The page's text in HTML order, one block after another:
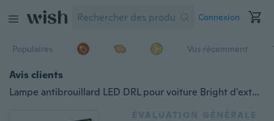
Connexion
Populaires Vus récemment
Avis clients
Lampe antibrouillard LED DRL pour voiture Bright d'extérieur COB Feux de circulation diurne COB
ÉVALUATION GÉNÉRALE